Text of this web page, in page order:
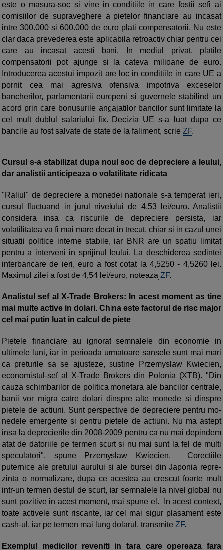
este o masura-soc si vine in conditiile in care fostii sefi ai
comisiilor de supraveghere a pietelor financiare au incasat
intre 300.000 si 600.000 de euro plati compensatorii. Nu este
clar daca prevederea este aplicabila retroactiv chiar pentru cei
care au incasat acesti bani. In mediul privat, platile
compensatorii pot ajunge si la cateva milioane de euro.
Introducerea acestui impozit are loc in conditiile in care UE a
pornit cea mai agresiva ofensiva impotriva exceselor
bancherilor, parlamentarii europeni si guvernele stabilind un
acord prin care bonusurile anga­jatilor bancilor sunt limitate la
cel mult dublul salariului fix. Decizia UE s-a luat dupa ce
bancile au fost salvate de state de la faliment, scrie ZF.
Cursul s-a stabilizat dupa noul soc de depreciere a leului,
dar analistii anticipeaza o volatilitate ridicata
"Raliul" de depreciere a monedei nationale s-a temperat ieri,
cursul fluctuand in jurul nivelului de 4,53 lei/euro. Analistii
considera insa ca riscurile de depreciere persista, iar
volatilitatea va fi mai mare decat in trecut, chiar si in cazul unei
situatii politice interne stabile, iar BNR are un spatiu limitat
pentru a interveni in sprijinul leului. La deschiderea sedintei
interbancare de ieri, euro a fost cotat la 4,5250 - 4,5260 lei.
Maximul zilei a fost de 4,54 lei/euro, noteaza ZF.
Analistul sef al X-Trade Brokers: In acest moment as tine
mai multe active in dolari. China este factorul de risc major
cel mai putin luat in calcul de piete
Pietele financiare au ignorat sem­na­lele din economie in
ultimele luni, iar in pe­rioada urmatoare sansele sunt mai mari
ca preturile sa se ajusteze, sustine Przemyslaw Kwiecien,
economistul-sef al X-Trade Brokers din Polonia (XTB). "Din
cauza schimbarilor de politica mo­netara ale bancilor centrale,
banii vor migra catre dolari dinspre alte mo­nede si dinspre
pietele de actiuni. Sunt perspective de depreciere pentru mo­
nedele emergente si pentru pietele de actiuni. Nu ma astept
insa la deprecierile din 2008-2009 pentru ca nu mai depin­dem
atat de datoriile pe termen scurt si nu mai sunt la fel de multi
speculatori", spune Przemyslaw Kwiecien. Corectiile
puternice ale pretului aurului si ale bursei din Japonia repre­
zinta o normalizare, dupa ce acestea au crescut foarte mult
intr-un termen destul de scurt, iar semnalele la nivel global nu
sunt pozitive in acest moment, mai spune el. In acest context,
toate activele sunt riscante, iar cel mai sigur plasament este
cash-ul, iar pe termen mai lung dolarul, transmite ZF.
Exemplul medicilor reveniti in tara care opereaza fara